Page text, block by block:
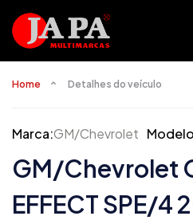
Home Detalhes do veículo
Marca:GM/Chevrolet
GM/Chevrolet
EFFECT SPE/4